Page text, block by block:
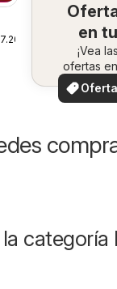
en tu
zona
¡Vea las
ofertas
zona!
categoría